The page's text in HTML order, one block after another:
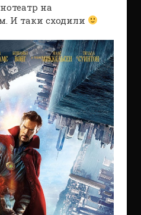
на
И таки сходили